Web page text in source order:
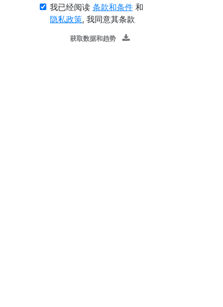
我已经阅读 条款和条件 和
隐私政策, 我同意其条款
获取数据和趋势